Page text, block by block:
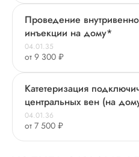
Проведение
инъекции на дому*
04.01.35
от 9 300 ₽
Катетеризация
центральных вен (на
04.01.36
от 7 500 ₽